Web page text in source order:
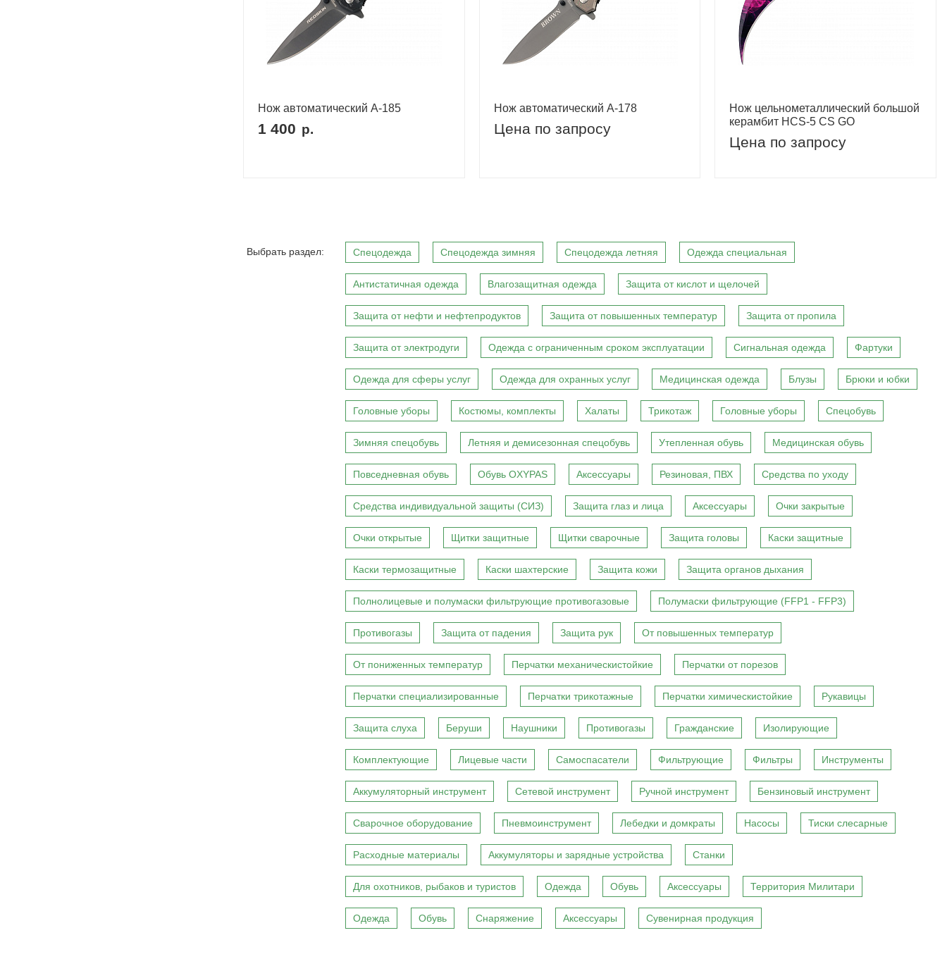
Нож автоматический A-185
1 400 р.
Нож автоматический A-178
Цена по запросу
Нож цельнометаллический большой
керамбит HCS-5 CS GO
Цена по запросу
Выбрать раздел: Спецодежда Спецодежда зимняя Спецодежда летняя Одежда специальная
Антистатичная одежда Влагозащитная одежда Защита от кислот и щелочей
Защита от нефти и нефтепродуктов Защита от повышенных температур Защита от пропила
Защита от электродуги Одежда с ограниченным сроком эксплуатации Сигнальная одежда Фартуки
Одежда для сферы услуг Одежда для охранных услуг Медицинская одежда Блузы Брюки и юбки
Головные уборы Костюмы, комплекты Халаты Трикотаж Головные уборы Спецобувь
Зимняя спецобувь Летняя и демисезонная спецобувь Утепленная обувь Медицинская обувь
Повседневная обувь Обувь OXYPAS Аксессуары Резиновая, ПВХ Средства по уходу
Средства индивидуальной защиты (СИЗ) Защита глаз и лица Аксессуары Очки закрытые
Очки открытые Щитки защитные Щитки сварочные Защита головы Каски защитные
Каски термозащитные Каски шахтерские Защита кожи Защита органов дыхания
Полнолицевые и полумаски фильтрующие противогазовые Полумаски фильтрующие (FFP1 - FFP3)
Противогазы Защита от падения Защита рук От повышенных температур
От пониженных температур Перчатки механическистойкие Перчатки от порезов
Перчатки специализированные Перчатки трикотажные Перчатки химическистойкие Рукавицы
Защита слуха Беруши Наушники Противогазы Гражданские Изолирующие
Комплектующие Лицевые части Самоспасатели Фильтрующие Фильтры Инструменты
Аккумуляторный инструмент Сетевой инструмент Ручной инструмент Бензиновый инструмент
Сварочное оборудование Пневмоинструмент Лебедки и домкраты Насосы Тиски слесарные
Расходные материалы Аккумуляторы и зарядные устройства Станки
Для охотников, рыбаков и туристов Одежда Обувь Аксессуары Территория Милитари
Одежда Обувь Снаряжение Аксессуары Сувенирная продукция